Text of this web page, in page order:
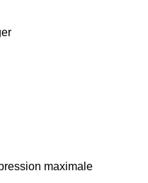
maximale